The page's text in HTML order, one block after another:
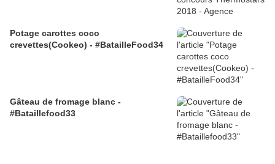
Potage carottes coco
crevettes(Cookeo) - #BatailleFood34
Gâteau de fromage blanc -
#Bataillefood33